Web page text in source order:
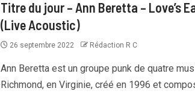
Titre du jour – Ann Beretta – Love’s
(Live Acoustic)
26 septembre 2022 Rédaction R C
Ann Beretta est un groupe punk de quatre
Richmond, en Virginie, créé en 1996 et